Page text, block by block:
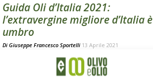
Guida Oli d’Italia 2021:
l’extravergine migliore d’Italia è
umbro
Di Giuseppe Francesco Sportelli 13 Aprile 2021